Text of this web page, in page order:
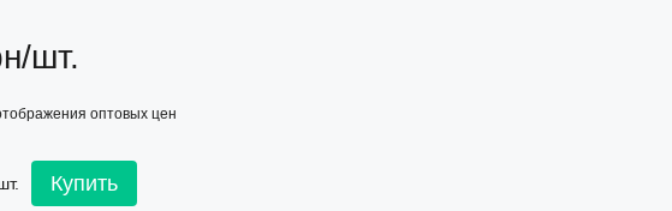
шт.
оптовых цен
Купить